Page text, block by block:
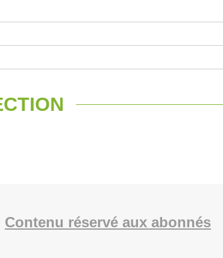
Contenu réservé aux abonnés